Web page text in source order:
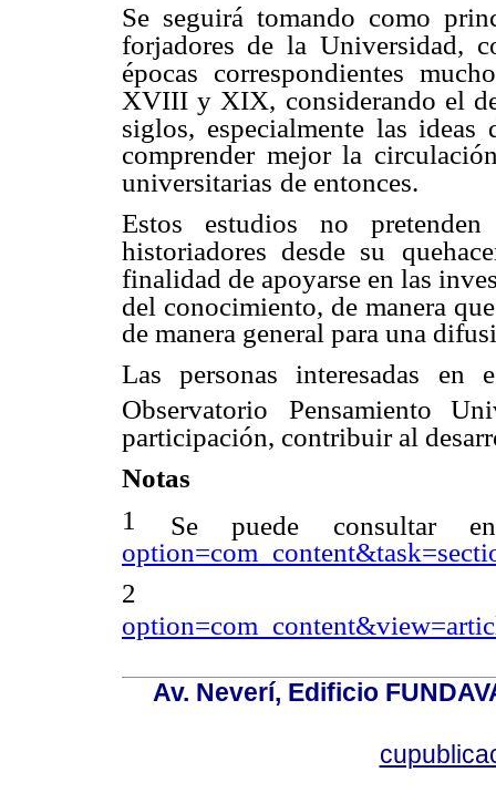
Se seguirá tomando como
forjadores de la Universidad,
épocas correspondientes
XVIII y XIX, considerando el
siglos, especialmente las
comprender mejor la
universitarias de entonces.
Estos estudios no
historiadores desde su
finalidad de apoyarse en las
del conocimiento, de manera
de manera general para una
Las personas interesadas
Observatorio
Pensamiento
participación, contribuir al
Notas
1
Se puede consultar
2
Av. Neverí, Edificio